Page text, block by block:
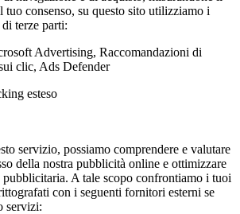
tuo consenso, su questo sito utilizziamo i
terze parti:
Advertising, Raccomandazioni di
clic, Ads Defender
esteso
servizio, possiamo comprendere e valutare
della nostra pubblicità online e ottimizzare
pubblicitaria. A tale scopo confrontiamo i tuoi
con i seguenti fornitori esterni se
servizi: